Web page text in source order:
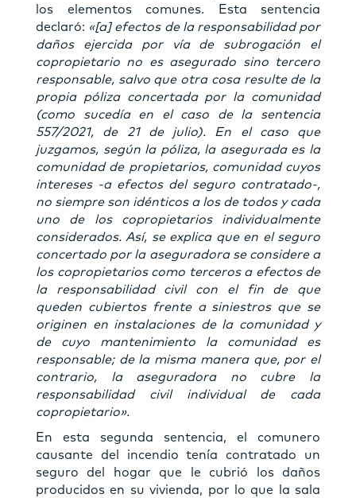
los elementos comunes. Esta sentencia
declaró: «[a] efectos de la responsabilidad por
daños ejercida por vía de subrogación el
copropietario no es asegurado sino tercero
responsable, salvo que otra cosa resulte de la
propia póliza concertada por la comunidad
(como sucedía en el caso de la sentencia
557/2021, de 21 de julio). En el caso que
juzgamos, según la póliza, la asegurada es la
comunidad de propietarios, comunidad cuyos
intereses -a efectos del seguro contratado-,
no siempre son idénticos a los de todos y cada
uno de los copropietarios individualmente
considerados. Así, se explica que en el seguro
concertado por la aseguradora se considere a
los copropietarios como terceros a efectos de
la responsabilidad civil con el fin de que
queden cubiertos frente a siniestros que se
originen en instalaciones de la comunidad y
de cuyo mantenimiento la comunidad es
responsable; de la misma manera que, por el
contrario, la aseguradora no cubre la
responsabilidad civil individual de cada
copropietario».
En esta segunda sentencia, el comunero
causante del incendio tenía contratado un
seguro del hogar que le cubrió los daños
producidos en su vivienda, por lo que la sala